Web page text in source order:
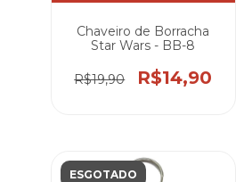
Chaveiro de Borracha
Star Wars - BB-8
R$19,90 R$14,90
ESGOTADO